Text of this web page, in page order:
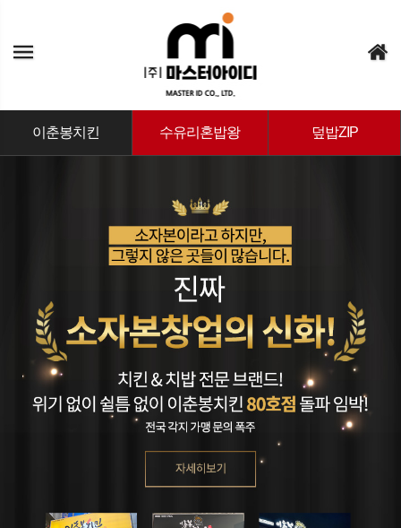
이춘봉치킨 수유리혼밥왕 덮밥ZIP